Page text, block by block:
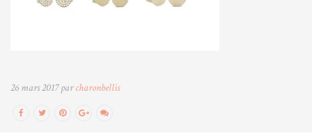
26 mars 2017 parcharonbellis